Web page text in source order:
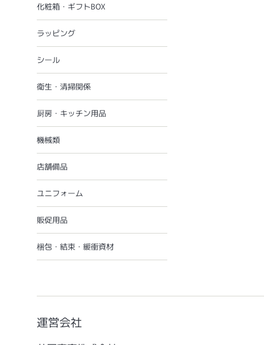
化粧箱・ギフトBOX
ラッピング
シール
衛生・清掃関係
厨房・キッチン用品
機械類
店舗備品
ユニフォーム
販促用品
梱包・結束・緩衝資材
運営会社